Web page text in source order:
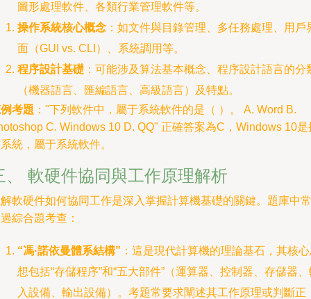
圖形處理軟件、各類行業管理軟件等。
操作系統核心概念 ：如文件與目錄管理、多任務處理、用戶
面（GUI vs. CLI）、系統調用等。
程序設計基礎 ：可能涉及算法基本概念、程序設計語言的分
（機器語言、匯編語言、高級語言）及特點。
考題 ："下列軟件中，屬于系統軟件的是（ ）。 A. Word B.
C. Windows 10 D. QQ" 正確答案為C，Windows 10是
統，屬于系統軟件。
、 軟硬件協同與工作原理解析
軟硬件如何協同工作是深入掌握計算機基礎的關鍵。題庫中常
綜合題考查：
“馮·諾依曼體系結構” ：這是現代計算機的理論基石，其核
想包括“存儲程序”和“五大部件”（運算器、控制器、存儲器
入設備、輸出設備）。考題常要求闡述其工作原理或判斷正